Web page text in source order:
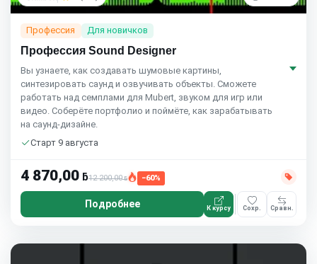
Профессия Для новичков
Профессия Sound Designer
Вы узнаете, как создавать шумовые картины,
синтезировать саунд и озвучивать объекты. Сможете
работать над семплами для Mubert, звуком для игр или
видео. Соберёте портфолио и поймёте, как зарабатывать
на саунд-дизайне.
Старт 9 августа
4 870,00 ƃ12 200,00ƃ −60%
Подробнее К курсу Сохр. Сравн.